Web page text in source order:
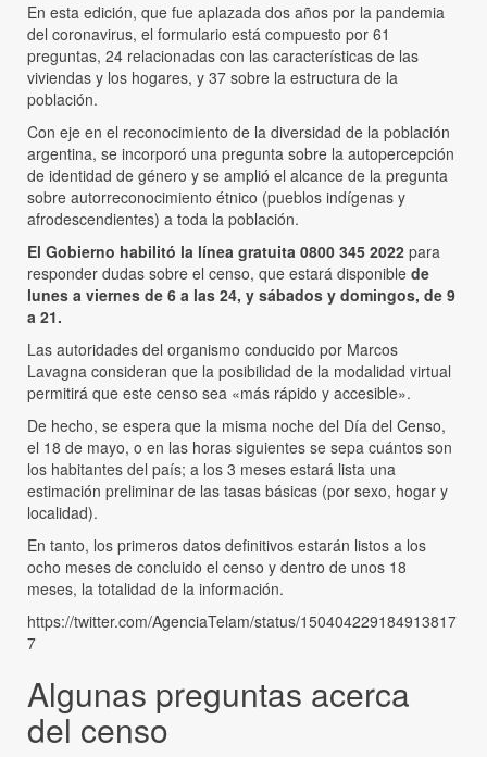
En esta edición, que fue aplazada dos años por la pandemia
del coronavirus, el formulario está compuesto por 61
preguntas, 24 relacionadas con las características de las
viviendas y los hogares, y 37 sobre la estructura de la
población.
Con eje en el reconocimiento de la diversidad de la población
argentina, se incorporó una pregunta sobre la autopercepción
de identidad de género y se amplió el alcance de la pregunta
sobre autorreconocimiento étnico (pueblos indígenas y
afrodescendientes) a toda la población.
El Gobierno habilitó la línea gratuita 0800 345 2022 para
responder dudas sobre el censo, que estará disponible de
lunes a viernes de 6 a las 24, y sábados y domingos, de 9
a 21.
Las autoridades del organismo conducido por Marcos
Lavagna consideran que la posibilidad de la modalidad virtual
permitirá que este censo sea «más rápido y accesible».
De hecho, se espera que la misma noche del Día del Censo,
el 18 de mayo, o en las horas siguientes se sepa cuántos son
los habitantes del país; a los 3 meses estará lista una
estimación preliminar de las tasas básicas (por sexo, hogar y
localidad).
En tanto, los primeros datos definitivos estarán listos a los
ocho meses de concluido el censo y dentro de unos 18
meses, la totalidad de la información.
https://twitter.com/AgenciaTelam/status/150404229184913817
7
Algunas preguntas acerca
del censo